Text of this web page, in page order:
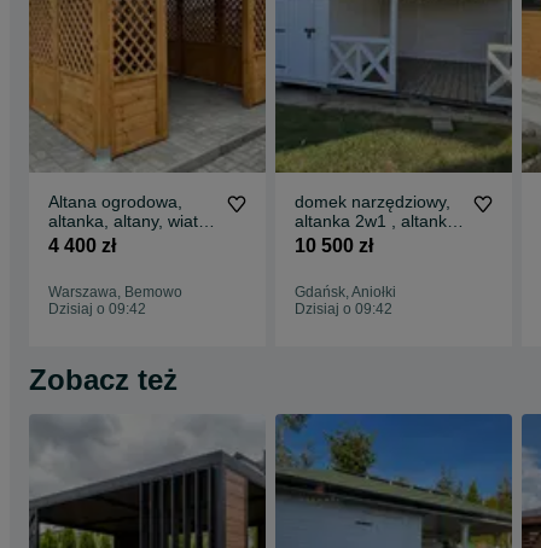
Altana ogrodowa,
altanka, altany, wiaty,
domek,
4 400 zł
Warszawa, Bemowo
Dzisiaj o 09:42
domek narzędziowy,
altanka 2w1 , altanki,
wiaty, altany,
10 500 zł
Gdańsk, Aniołki
Dzisiaj o 09:42
Zobacz też